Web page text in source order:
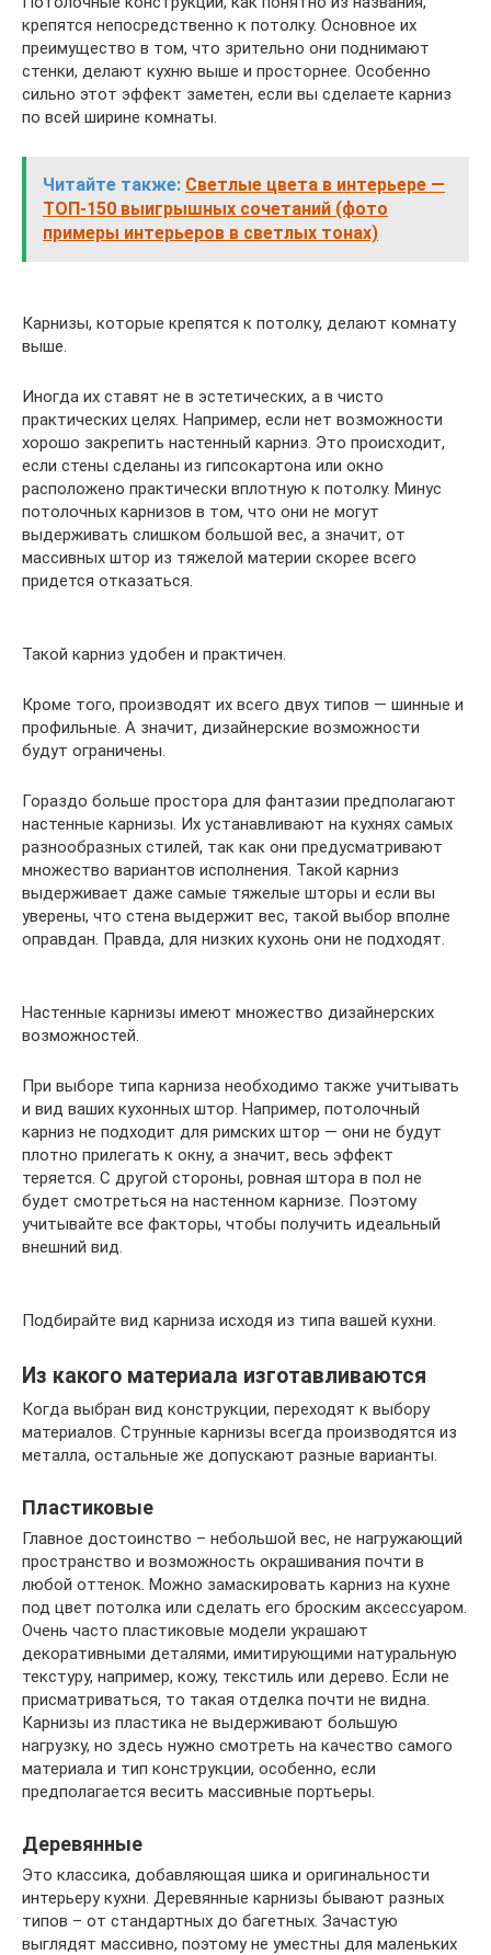
крепятся непосредственно к потолку. Основное их
преимущество в том, что зрительно они поднимают
стенки, делают кухню выше и просторнее. Особенно
сильно этот эффект заметен, если вы сделаете карниз
по всей ширине комнаты.
Читайте также: Светлые цвета в интерьере —
ТОП-150 выигрышных сочетаний (фото
примеры интерьеров в светлых тонах)
Карнизы, которые крепятся к потолку, делают комнату
выше.
Иногда их ставят не в эстетических, а в чисто
практических целях. Например, если нет возможности
хорошо закрепить настенный карниз. Это происходит,
если стены сделаны из гипсокартона или окно
расположено практически вплотную к потолку. Минус
потолочных карнизов в том, что они не могут
выдерживать слишком большой вес, а значит, от
массивных штор из тяжелой материи скорее всего
придется отказаться.
Такой карниз удобен и практичен.
Кроме того, производят их всего двух типов — шинные и
профильные. А значит, дизайнерские возможности
будут ограничены.
Гораздо больше простора для фантазии предполагают
настенные карнизы. Их устанавливают на кухнях самых
разнообразных стилей, так как они предусматривают
множество вариантов исполнения. Такой карниз
выдерживает даже самые тяжелые шторы и если вы
уверены, что стена выдержит вес, такой выбор вполне
оправдан. Правда, для низких кухонь они не подходят.
Настенные карнизы имеют множество дизайнерских
возможностей.
При выборе типа карниза необходимо также учитывать
и вид ваших кухонных штор. Например, потолочный
карниз не подходит для римских штор — они не будут
плотно прилегать к окну, а значит, весь эффект
теряется. С другой стороны, ровная штора в пол не
будет смотреться на настенном карнизе. Поэтому
учитывайте все факторы, чтобы получить идеальный
внешний вид.
Подбирайте вид карниза исходя из типа вашей кухни.
Из какого материала изготавливаются
Когда выбран вид конструкции, переходят к выбору
материалов. Струнные карнизы всегда производятся из
металла, остальные же допускают разные варианты.
Пластиковые
Главное достоинство – небольшой вес, не нагружающий
пространство и возможность окрашивания почти в
любой оттенок. Можно замаскировать карниз на кухне
под цвет потолка или сделать его броским аксессуаром.
Очень часто пластиковые модели украшают
декоративными деталями, имитирующими натуральную
текстуру, например, кожу, текстиль или дерево. Если не
присматриваться, то такая отделка почти не видна.
Карнизы из пластика не выдерживают большую
нагрузку, но здесь нужно смотреть на качество самого
материала и тип конструкции, особенно, если
предполагается весить массивные портьеры.
Деревянные
Это классика, добавляющая шика и оригинальности
интерьеру кухни. Деревянные карнизы бывают разных
типов – от стандартных до багетных. Зачастую
выглядят массивно, поэтому не уместны для маленьких